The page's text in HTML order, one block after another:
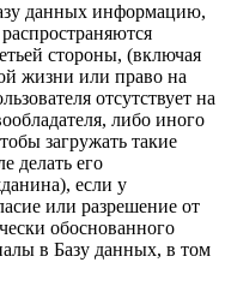
данных информацию,
стороны, (включая
жизни или право на
отсутствует на
либо иного
загружать такие
делать его
если у
или разрешение от
обоснованного
в Базу данных, в том